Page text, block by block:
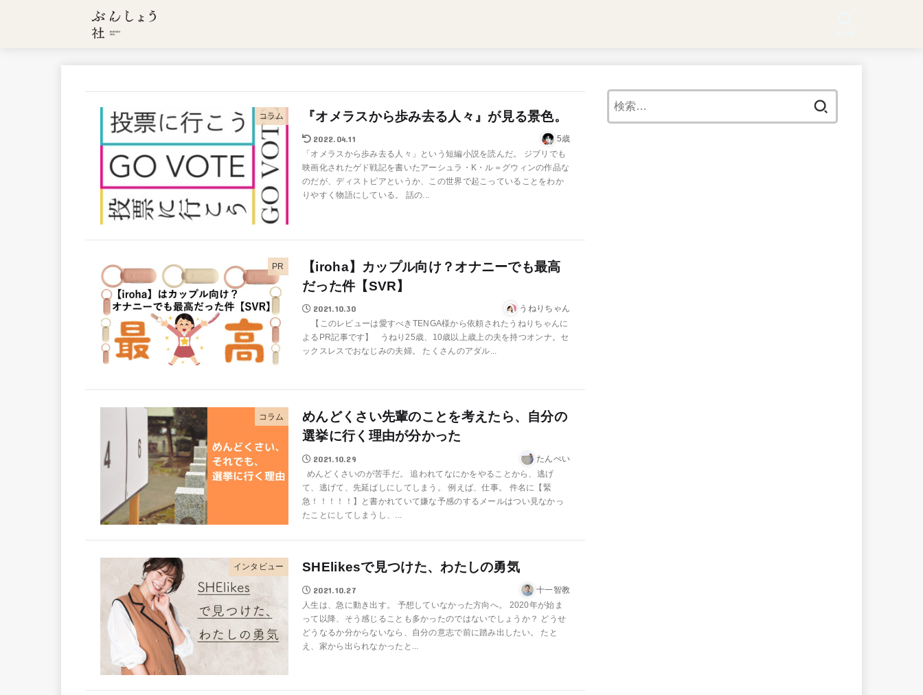
コラム 『オメラスから歩み去る人々』が見る景色。
2022.04.11 5歳
「オメラスから歩み去る人々」という短編小説を読んだ。 ジブリでも
映画化されたゲド戦記を書いたアーシュラ・K・ル＝グウィンの作品な
のだが、ディストピアというか、この世界で起こっていることをわか
りやすく物語にしている。 話の...
PR
【iroha】カップル向け？オナニーでも最高
だった件【SVR】
2021.10.30 うねりちゃん
【このレビューは愛すべきTENGA様から依頼されたうねりちゃんに
よるPR記事です】 うねり25歳、10歳以上歳上の夫を持つオンナ。セ
ックスレスでおなじみの夫婦。 たくさんのアダル...
コラム
めんどくさい先輩のことを考えたら、自分の
選挙に行く理由が分かった
2021.10.29 たんぺい
めんどくさいのが苦手だ。 追われてなにかをやることから、逃げ
て、逃げて、先延ばしにしてしまう。 例えば、仕事。 件名に【緊
急！！！！！】と書かれていて嫌な予感のするメールはつい見なかっ
たことにしてしまうし、...
インタビュー SHElikesで見つけた、わたしの勇気
2021.10.27 十一智教
人生は、急に動き出す。 予想していなかった方向へ。 2020年が始ま
って以降、そう感じることも多かったのではないでしょうか？ どうせ
どうなるか分からないなら、自分の意志で前に踏み出したい。 たと
え、家から出られなかったと...